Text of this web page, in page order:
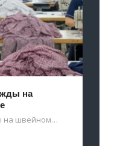
на
на швейном…